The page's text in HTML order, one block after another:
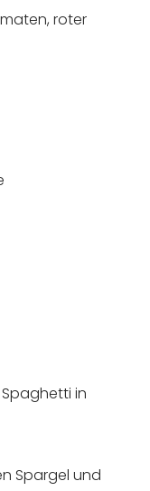
roter
in
Spargel und